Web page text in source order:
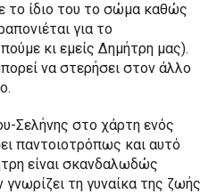
το ίδιο του το σώμα καθώς
για το
κι εμείς Δημήτρη μας).
να στερήσει στον άλλο
Σελήνης στο χάρτη ενός
παντοιοτρόπως και αυτό
είναι σκανδαλωδώς
τη γυναίκα της ζωής